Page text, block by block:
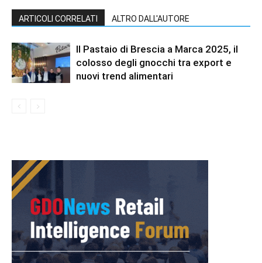
ARTICOLI CORRELATI ALTRO DALL'AUTORE
Il Pastaio di Brescia a Marca 2025, il
colosso degli gnocchi tra export e
nuovi trend alimentari